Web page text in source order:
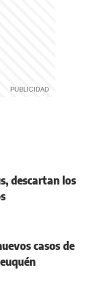
descartan los
casos de